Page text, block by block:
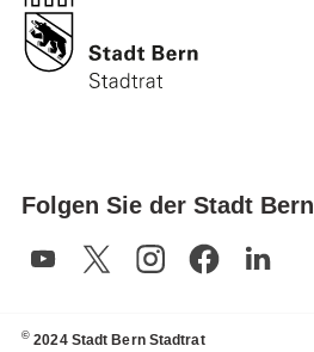
Folgen Sie der Stadt Bern
© 2024 Stadt Bern Stadtrat